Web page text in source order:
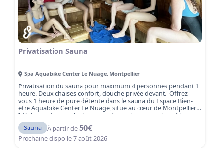
Privatisation Sauna
Spa Aquabike Center Le Nuage, Montpellier
Privatisation du sauna pour maximum 4 personnes pendant 1
heure. Deux chaises confort, douche privée devant. Offrez-
vous 1 heure de pure détente dans le sauna du Espace Bien-
être Aquabike Center Le Nuage, situé au cœur de Montpellier.
Idéal pour évacuer le stress, purifier votre corps et profiter
d’un moment de relaxation intense, le sauna vous plonge dans
une atmosphère apaisante et revitalisante.
une activité parfaite pour compléter votre expérience bien-
être, après une séance de sport, une journée chargée ou
Sauna À partir de50€
Prochaine dispo le7 août 2026